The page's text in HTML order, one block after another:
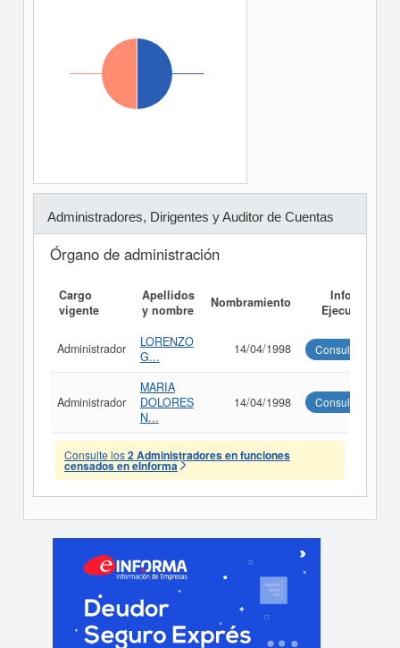
Administradores, Dirigentes y Auditor de Cuentas
Órgano de administración
Cargo
vigente
Apellidos
y nombre
Nombramiento
Informe
Ejecutivo
Administrador
LORENZO
G...
14/04/1998 Consultar
Administrador
MARIA
DOLORES
N...
14/04/1998 Consultar
Consulte los2 Administradores en funciones
censados en eInforma